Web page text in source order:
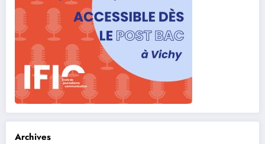
Archives